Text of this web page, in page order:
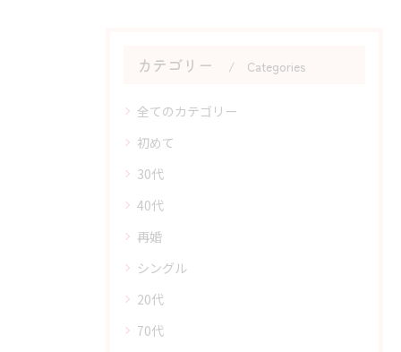
カテゴリー Categories
全てのカテゴリー
初めて
30代
40代
再婚
シングル
20代
70代